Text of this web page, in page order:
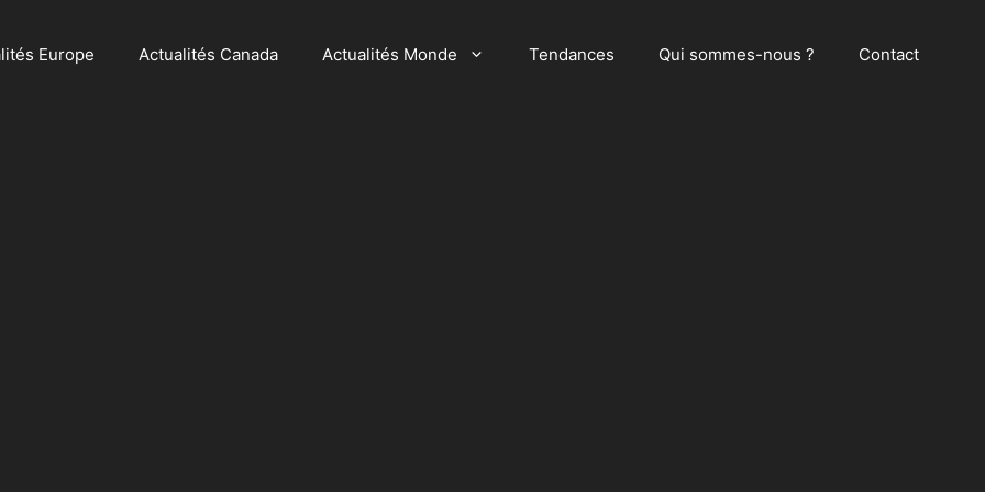
Europe Actualités Canada Actualités Monde Tendances Qui sommes-nous ? Contact